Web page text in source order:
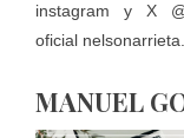
instagram y X
oficial
MANUEL